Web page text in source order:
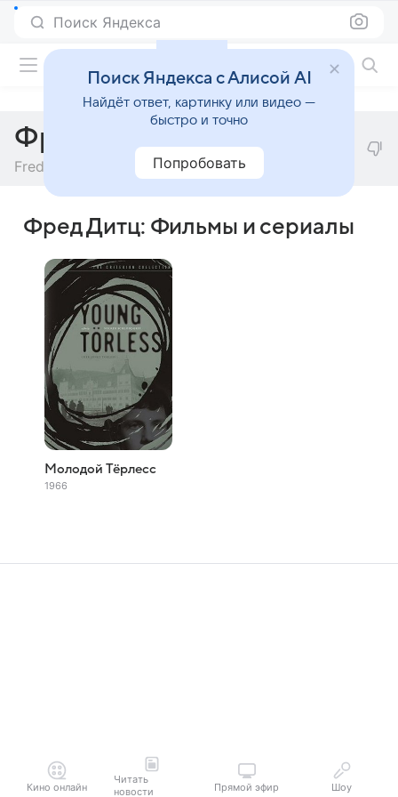
Поиск Яндекса
Фред Дитц
Fred Dietz
Фред Дитц: Фильмы и сериалы
Молодой Тёрлесс
1966
Кино онлайн
Читать
новости
Прямой эфир Шоу
Поиск Яндекса с Алисой AI
Найдёт ответ, картинку или видео —
быстро и точно
Попробовать